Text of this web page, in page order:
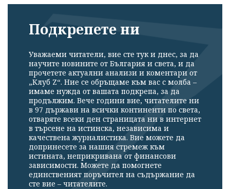
Подкрепете ни
Уважаеми читатели, вие сте тук и днес, за да
научите новините от България и света, и да
прочетете актуални анализи и коментари от
„Клуб Z“. Ние се обръщаме към вас с молба –
имаме нужда от вашата подкрепа, за да
продължим. Вече години вие, читателите ни
в 97 държави на всички континенти по света,
отваряте всеки ден страницата ни в интернет
в търсене на истинска, независима и
качествена журналистика. Вие можете да
допринесете за нашия стремеж към
истината, неприкривана от финансови
зависимости. Можете да помогнете
единственият поръчител на съдържание да
сте вие – читателите.